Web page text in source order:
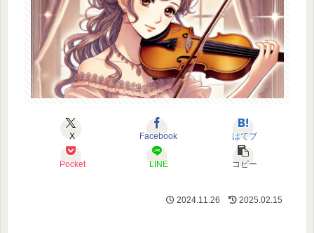
X Facebook はてブ
Pocket LINE コピー
2024.11.26 2025.02.15